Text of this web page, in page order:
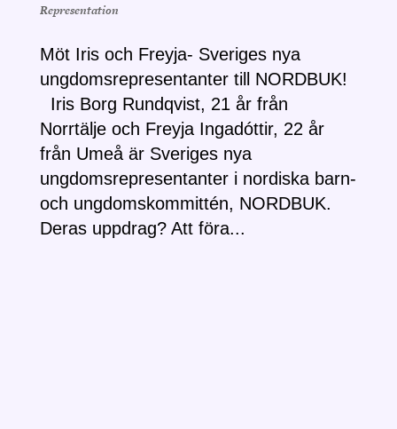
Representation
Möt Iris och Freyja- Sveriges nya
ungdomsrepresentanter till NORDBUK!
Iris Borg Rundqvist, 21 år från
Norrtälje och Freyja Ingadóttir, 22 år
från Umeå är Sveriges nya
ungdomsrepresentanter i nordiska barn-
och ungdomskommittén, NORDBUK.
Deras uppdrag? Att föra...